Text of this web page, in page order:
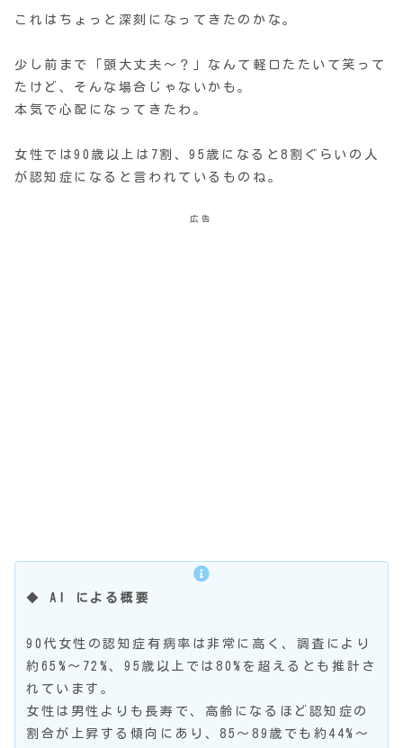
これはちょっと深刻になってきたのかな。
少し前まで「頭大丈夫〜？」なんて軽口たたいて笑って
たけど、そんな場合じゃないかも。
本気で心配になってきたわ。
女性では90歳以上は7割、95歳になると8割ぐらいの人
が認知症になると言われているものね。
広告
◆AI による概要
90代女性の認知症有病率は非常に高く、調査により
約65%〜72%、95歳以上では80%を超えるとも推計さ
れています。
女性は男性よりも長寿で、高齢になるほど認知症の
割合が上昇する傾向にあり、85〜89歳でも約44%〜